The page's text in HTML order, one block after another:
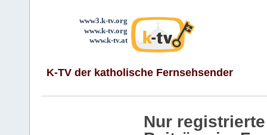
www3.k-tv.org
www.k-tv.org
www.k-tv.at
K-TV der katholische Fernsehsender
Nur